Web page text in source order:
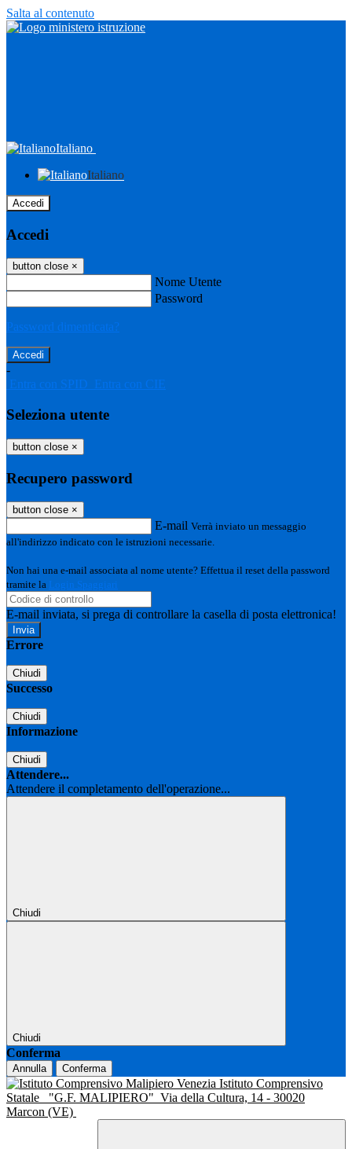
Salta al contenuto
Italiano
Italiano
Accedi
Accedi
button close ×
Nome Utente
Password
Password dimenticata?
-
Entra con SPID
Entra con CIE
Seleziona utente
button close ×
Recupero password
button close ×
E-mail Verrà inviato un messaggio
all'indirizzo indicato con le istruzioni necessarie.
Non hai una e-mail associata al nome utente? Effettua il reset della password
tramite la Login Spaggiari
E-mail inviata, si prega di controllare la casella di posta elettronica!
Errore
Chiudi
Successo
Chiudi
Informazione
Chiudi
Attendere...
Attendere il completamento dell'operazione...
Chiudi
Chiudi
Conferma
Annulla Conferma
Istituto Comprensivo
Statale
"G.F. MALIPIERO" Via della Cultura, 14 - 30020
Marcon (VE)